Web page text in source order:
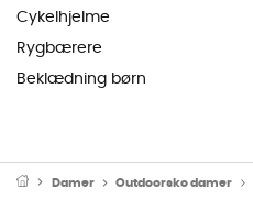
Cykelhjelme
Rygbærere
Beklædning børn
Damer Outdoorsko damer